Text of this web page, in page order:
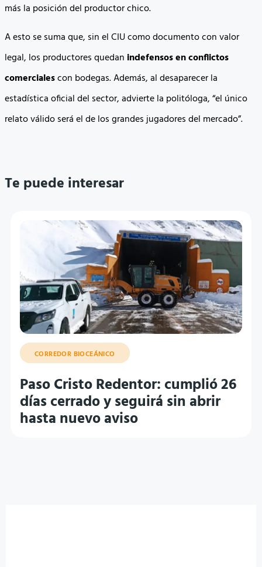
más la posición del productor chico.
A esto se suma que, sin el CIU como documento con valor
legal, los productores quedanindefensos en conflictos
comercialescon bodegas. Además, al desaparecer la
estadística oficial del sector, advierte la politóloga, “el único
relato válido será el de los grandes jugadores del mercado”.
Te puede interesar
CORREDOR BIOCEÁNICO
Paso Cristo Redentor: cumplió 26
días cerrado y seguirá sin abrir
hasta nuevo aviso